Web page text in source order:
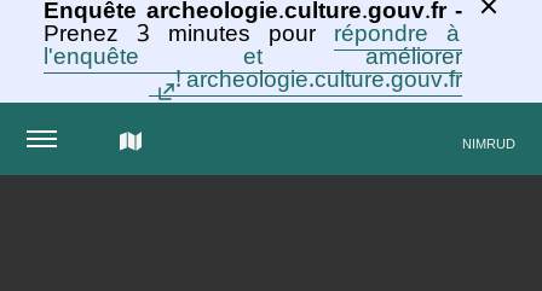
Enquête archeologie.culture.gouv.fr -
Prenez 3 minutes pour répondre à
l'enquête et améliorer
archeologie.culture.gouv.fr !
NIMRUD الخريطة